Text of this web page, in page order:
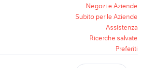
Negozi e Aziende
Subito per le Aziende
Assistenza
Ricerche salvate
Preferiti